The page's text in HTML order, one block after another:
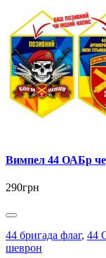
Вимпел 44 ОАБр
290грн
44 бригада флаг, 44
шеврон